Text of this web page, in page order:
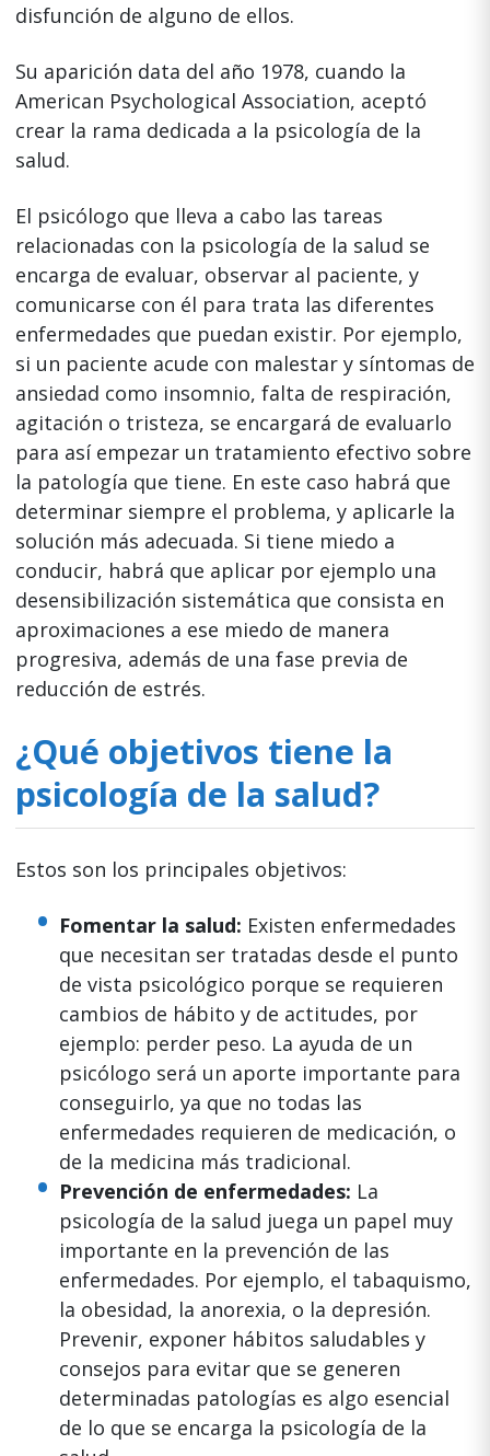
disfunción de alguno de ellos.
Su aparición data del año 1978, cuando la
American Psychological Association, aceptó
crear la rama dedicada a la psicología de la
salud.
El psicólogo que lleva a cabo las tareas
relacionadas con la psicología de la salud se
encarga de evaluar, observar al paciente, y
comunicarse con él para trata las diferentes
enfermedades que puedan existir. Por ejemplo,
si un paciente acude con malestar y síntomas de
ansiedad como insomnio, falta de respiración,
agitación o tristeza, se encargará de evaluarlo
para así empezar un tratamiento efectivo sobre
la patología que tiene. En este caso habrá que
determinar siempre el problema, y aplicarle la
solución más adecuada. Si tiene miedo a
conducir, habrá que aplicar por ejemplo una
desensibilización sistemática que consista en
aproximaciones a ese miedo de manera
progresiva, además de una fase previa de
reducción de estrés.
¿Qué objetivos tiene la
psicología de la salud?
Estos son los principales objetivos:
Fomentar la salud: Existen enfermedades
que necesitan ser tratadas desde el punto
de vista psicológico porque se requieren
cambios de hábito y de actitudes, por
ejemplo: perder peso. La ayuda de un
psicólogo será un aporte importante para
conseguirlo, ya que no todas las
enfermedades requieren de medicación, o
de la medicina más tradicional.
Prevención de enfermedades: La
psicología de la salud juega un papel muy
importante en la prevención de las
enfermedades. Por ejemplo, el tabaquismo,
la obesidad, la anorexia, o la depresión.
Prevenir, exponer hábitos saludables y
consejos para evitar que se generen
determinadas patologías es algo esencial
de lo que se encarga la psicología de la